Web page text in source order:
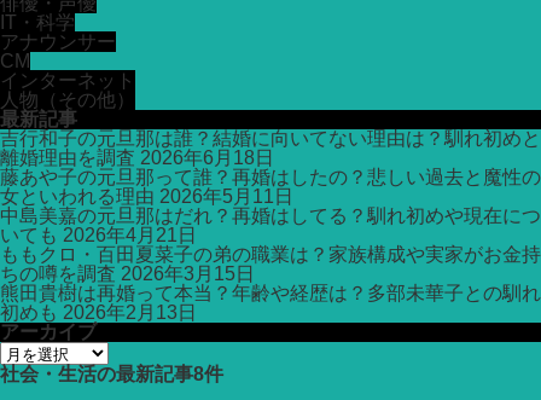
IT・科学
アナウンサー
CM
インターネット
人物（その他）
最新記事
吉行和子の元旦那は誰？結婚に向いてない理由は？馴れ初めと
離婚理由を調査 2026年6月18日
藤あや子の元旦那って誰？再婚はしたの？悲しい過去と魔性の
女といわれる理由 2026年5月11日
中島美嘉の元旦那はだれ？再婚はしてる？馴れ初めや現在につ
いても 2026年4月21日
ももクロ・百田夏菜子の弟の職業は？家族構成や実家がお金持
ちの噂を調査 2026年3月15日
熊田貴樹は再婚って本当？年齢や経歴は？多部未華子との馴れ
初めも 2026年2月13日
アーカイブ
ア
ー
カ
社会・生活の最新記事8件